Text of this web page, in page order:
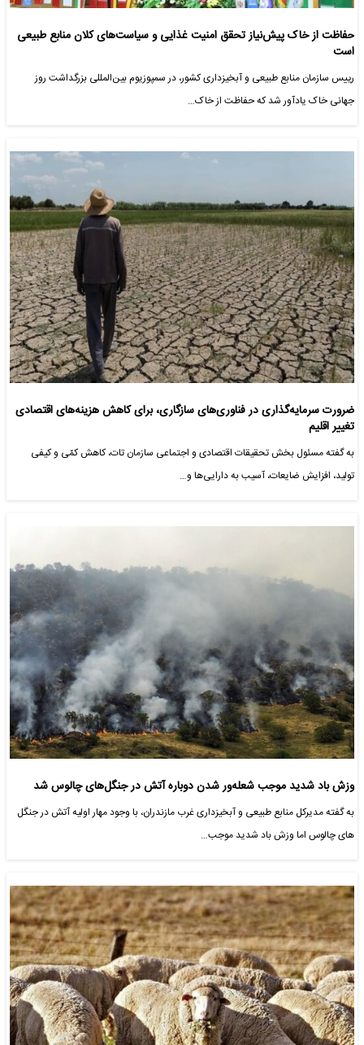
حفاظت از خاک پیش‌نیاز تحقق امنیت غذایی و سیاست‌های کلان منابع طبیعی
است
رییس سازمان منابع طبیعی و آبخیزداری کشور، در سمپوزیوم بین‌المللی بزرگداشت روز
جهانی خاک یادآور شد که حفاظت از خاک…
ضرورت سرمایه‌گذاری در فناوری‌های سازگاری، برای کاهش هزینه‌های اقتصادی
تغییر اقلیم
به گفته مسئول بخش تحقیقات اقتصادی و اجتماعی سازمان تات، کاهش کمّی و کیفی
تولید، افزایش ضایعات، آسیب به دارایی‌ها و…
وزش باد شدید موجب شعله‌ور شدن دوباره آتش در جنگل‌های چالوس شد
به گفته مدیرکل منابع طبیعی و آبخیزداری غرب مازندران، با وجود مهار اولیه آتش در جنگل
های چالوس اما وزش باد شدید موجب…